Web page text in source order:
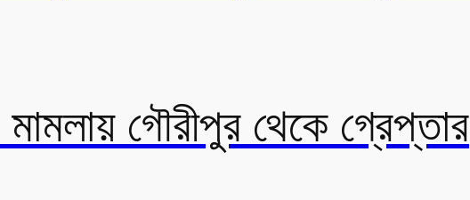
মামলায় গৌরীপুর থেকে গ্রেপ্তার